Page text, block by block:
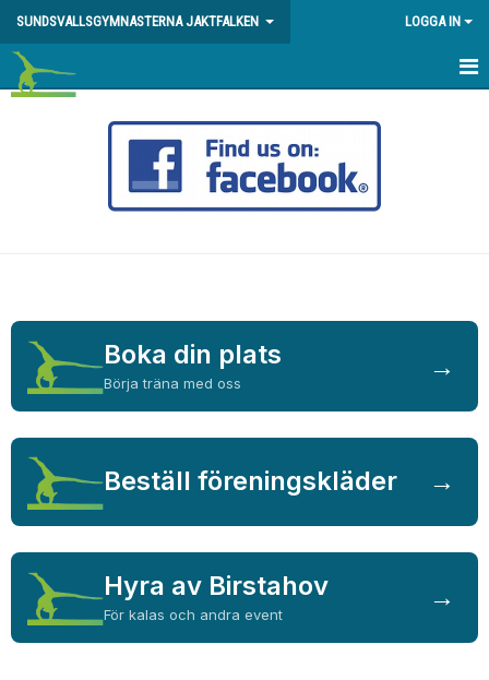
SUNDSVALLSGYMNASTERNA JAKTFALKEN LOGGA IN
DIREKTANMÄLAN/INTRESSEANMÄLAN
SPONSRING & STÖDMEDLEM
DIGITAL SKADEANMÄLAN
ENERGIBRIST OCH ÄTSTÖRNING
GDPR
NYHETER
Boka din plats
Börja träna med oss
→
Beställ föreningskläder →
Hyra av Birstahov
För kalas och andra event
→